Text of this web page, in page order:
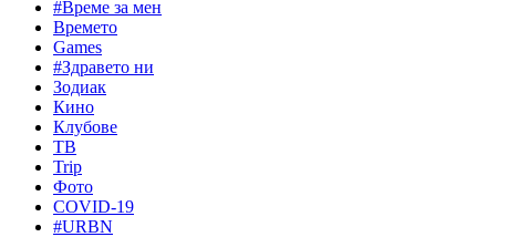
#Време за мен
Времето
Games
#Здравето ни
Зодиак
Кино
Клубове
ТВ
Trip
Фото
COVID-19
#URBN